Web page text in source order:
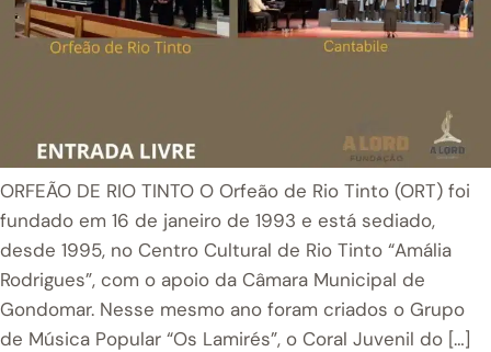
ORFEÃO DE RIO TINTO O Orfeão de Rio Tinto (ORT) foi
fundado em 16 de janeiro de 1993 e está sediado,
desde 1995, no Centro Cultural de Rio Tinto “Amália
Rodrigues”, com o apoio da Câmara Municipal de
Gondomar. Nesse mesmo ano foram criados o Grupo
de Música Popular “Os Lamirés”, o Coral Juvenil do […]